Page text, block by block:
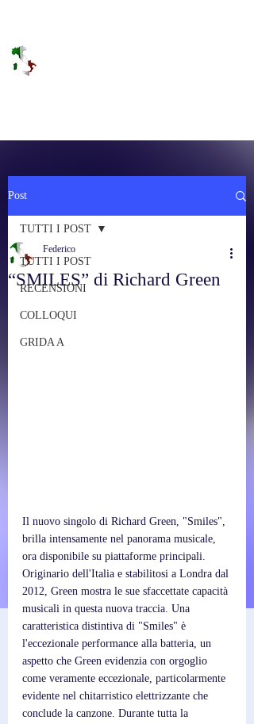
Post
TUTTI I POST
RECENSIONI
COLLOQUI
GRIDA A
TUTTI I POST
“SMILES” di Richard Green
Federico
Il nuovo singolo di Richard Green, "Smiles",
brilla intensamente nel panorama musicale,
ora disponibile su piattaforme principali.
Originario dell'Italia e stabilitosi a Londra dal
2012, Green mostra le sue sfaccettate capacità
musicali in questa nuova traccia. Una
caratteristica distintiva di "Smiles" è
l'eccezionale performance alla batteria, un
aspetto che Green evidenzia con orgoglio
come veramente eccezionale, particolarmente
evidente nel chitarristico elettrizzante che
conclude la canzone. Durante tutta la